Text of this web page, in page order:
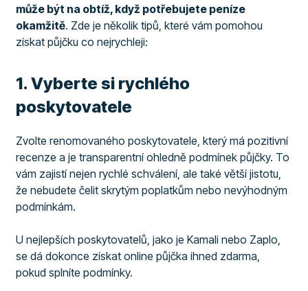
může být na obtíž, když potřebujete peníze
okamžitě. Zde je několik tipů, které vám pomohou
získat půjčku co nejrychleji:
​1. Vyberte si rychlého
poskytovatele
Zvolte renomovaného poskytovatele, který má pozitivní
recenze a je transparentní ohledně podmínek půjčky. To
vám zajistí nejen rychlé schválení, ale také větší jistotu,
že nebudete čelit skrytým poplatkům nebo nevýhodným
podmínkám.
U nejlepších poskytovatelů, jako je Kamali nebo Zaplo,
se dá dokonce získat online půjčka ihned zdarma,
pokud splníte podmínky.